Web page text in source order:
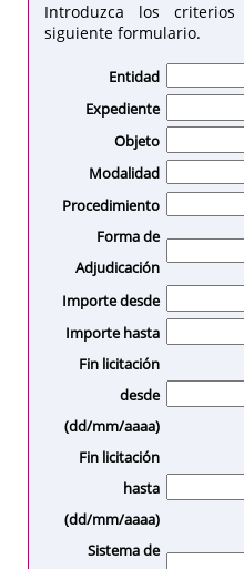
Introduzca los
siguiente formulario.
Entidad
Expediente
Objeto
Modalidad
Procedimiento
Forma de
Adjudicación
Importe desde
Importe hasta
Fin licitación
desde
(dd/mm/aaaa)
Fin licitación
hasta
(dd/mm/aaaa)
Sistema de